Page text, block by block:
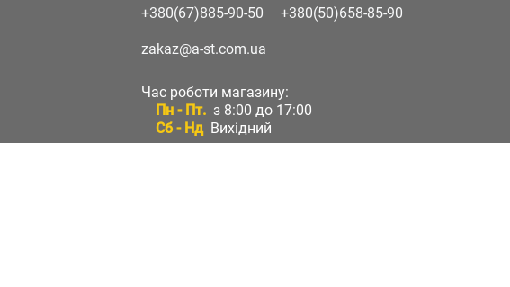
+380(67)885-90-50 +380(50)658-85-90
zakaz@a-st.com.ua
Час роботи магазину:
Пн - Пт. з 8:00 до 17:00
Сб - Нд Вихідний